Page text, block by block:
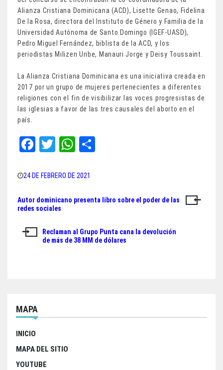
Alianza Cristiana Dominicana (ACD), Lisette Genao, Fidelina
De la Rosa, directora del Instituto de Género y Familia de la
Universidad Autónoma de Santo Domingo (IGEF-UASD),
Pedro Miguel Fernández, biblista de la ACD, y los
periodistas Milizen Uribe, Manauri Jorge y Deisy Toussaint.
La Alianza Cristiana Dominicana es una iniciativa creada en
2017 por un grupo de mujeres pertenecientes a diferentes
religiones con el fin de visibilizar las voces progresistas de
las iglesias a favor de las tres causales del aborto en el
país.
Fa
bo
ok
T
tt
er
W
ts
pp
24 DE FEBRERO DE 2021
Navegación
entradas
Autor dominicano presenta libro sobre el poder de las
redes sociales
Reclaman al Grupo Punta cana la devolución
de más de 38 MM de dólares
MAPA
INICIO
MAPA DEL SITIO
YOUTUBE